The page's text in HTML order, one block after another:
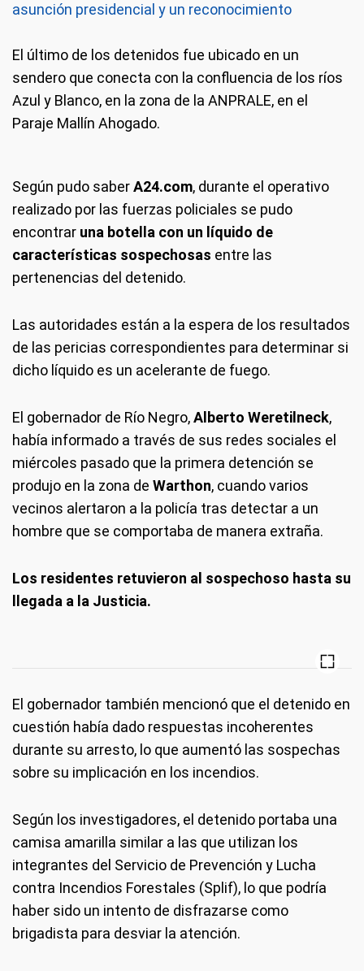
asunción presidencial y un reconocimiento
El último de los detenidos fue ubicado en un
sendero que conecta con la confluencia de los ríos
Azul y Blanco, en la zona de la ANPRALE, en el
Paraje Mallín Ahogado.
Según pudo saberA24.com, durante el operativo
realizado por las fuerzas policiales se pudo
encontrar una botella con un líquido de
características sospechosas entre las
pertenencias del detenido.
Las autoridades están a la espera de los resultados
de las pericias correspondientes para determinar si
dicho líquido es un acelerante de fuego.
El gobernador de Río Negro,Alberto Weretilneck,
había informado a través de sus redes sociales el
miércoles pasado que la primera detención se
produjo en la zona de Warthon, cuando varios
vecinos alertaron a la policía tras detectar a un
hombre que se comportaba de manera extraña.
Los residentes retuvieron al sospechoso hasta su
llegada a la Justicia.
El gobernador también mencionó que el detenido en
cuestión había dado respuestas incoherentes
durante su arresto, lo que aumentó las sospechas
sobre su implicación en los incendios.
Según los investigadores, el detenido portaba una
camisa amarilla similar a las que utilizan los
integrantes del Servicio de Prevención y Lucha
contra Incendios Forestales (Splif), lo que podría
haber sido un intento de disfrazarse como
brigadista para desviar la atención.